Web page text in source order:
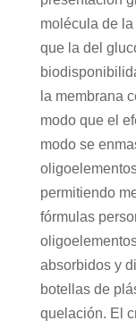
molécula de
que la del
la membrana
modo que el
modo se
permitiendo
fórmulas
absorbidos y
botellas de
quelación. El